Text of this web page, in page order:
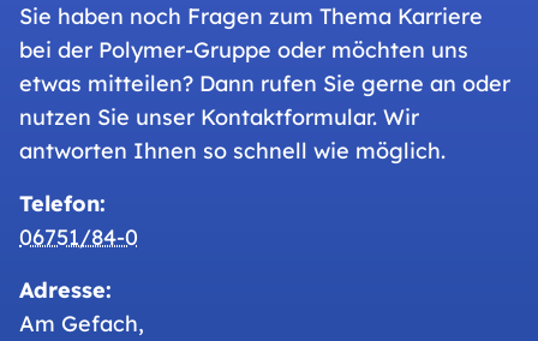
Sie haben noch Fragen zum Thema Karriere
bei der Polymer-Gruppe oder möchten uns
etwas mitteilen? Dann rufen Sie gerne an oder
nutzen Sie unser Kontaktformular. Wir
antworten Ihnen so schnell wie möglich.
Telefon:
06751/84-0
Adresse:
Am Gefach,